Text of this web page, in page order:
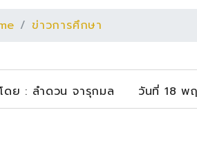
ข่าวการศึกษา
ดย : ลำดวน จารุกมล วันที่ 18 พ